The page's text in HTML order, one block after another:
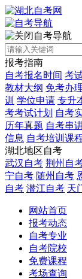
自考导航
报考指南
自考报名时间 考
教材大纲 免考办
训 学位申请 专升
考考试计划 自考
历年真题 自考串
信息 自考培训课
湖北地区自考
武汉自考 荆州自
宁自考 随州自考
自考 潜江自考 天
网站首页
报考动态
自考专业
自考院校
免费课程
考场查询